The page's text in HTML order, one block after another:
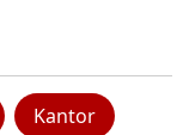
Kantor